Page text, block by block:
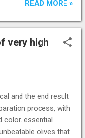
pet) 1 l 38070 saint
(avec bouteilles
(avec bouteilles
régions de France
suivants: * (1
/1 3 jours
READ MORE »
very high
and the end result
process, with
color, essential
olives that